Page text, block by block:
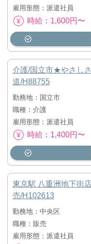
雇用形態：派遣社員
時給：1,600円〜
介護/国立市★やさし
道/H88755
勤務地：国立市
職種：介護
雇用形態：派遣社員
時給：1,400円〜
東京駅 八重洲地下街
売/H102613
勤務地：中央区
職種：販売
雇用形態：派遣社員